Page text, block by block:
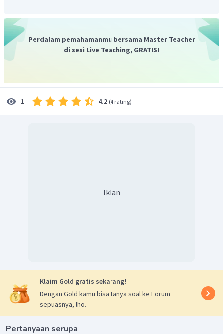
grafik D.
Perdalam pemahamanmu bersama Master Teacher
di sesi Live Teaching, GRATIS!
1 4.2 (4 rating)
Iklan
Klaim Gold gratis sekarang!
Dengan Gold kamu bisa tanya soal ke Forum
sepuasnya, lho.
Pertanyaan serupa